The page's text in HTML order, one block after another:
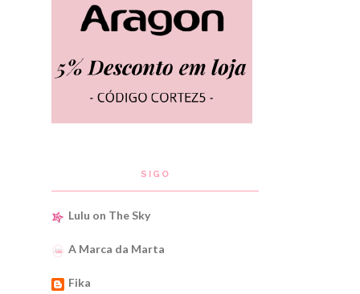
SIGO
Lulu on The Sky
A Marca da Marta
Fika